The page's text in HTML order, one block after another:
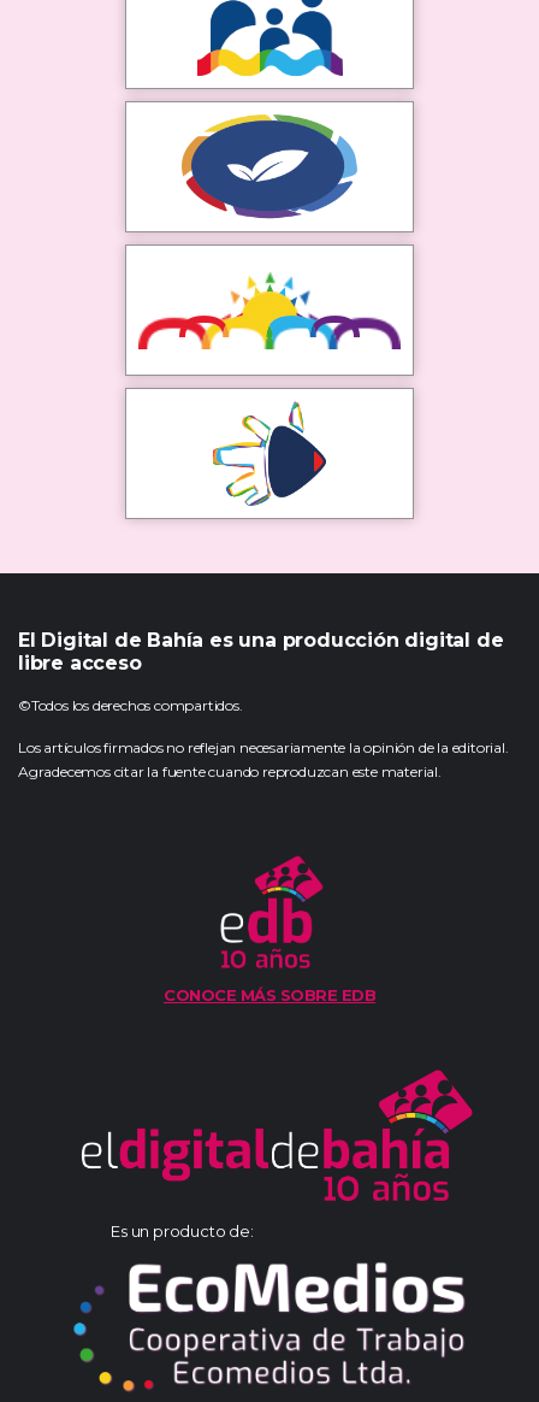
El Digital de Bahía es una producción digital de
libre acceso
©Todos los derechos compartidos.
Los artículos firmados no reflejan necesariamente la opinión de la editorial.
Agradecemos citar la fuente cuando reproduzcan este material.
CONOCE MÁS SOBRE EDB
Es un producto de: